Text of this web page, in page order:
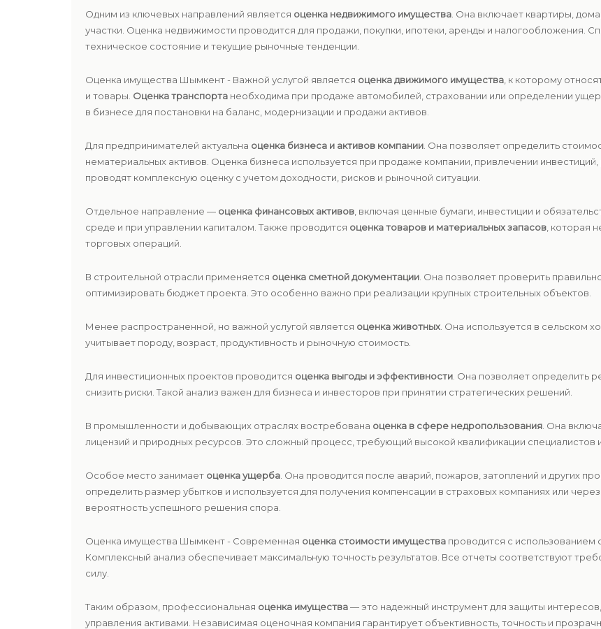
Одним из ключевых направлений является оценка недвижимого имущества . Она включает квартиры,
участки. Оценка недвижимости проводится для продажи, покупки, ипотеки, аренды и налогообложения.
техническое состояние и текущие рыночные тенденции.
Оценка имущества Шымкент - Важной услугой является оценка движимого имущества , к которому
и товары. Оценка транспорта необходима при продаже автомобилей, страховании или определении
в бизнесе для постановки на баланс, модернизации и продажи активов.
Для предпринимателей актуальна оценка бизнеса и активов компании . Она позволяет определить
нематериальных активов. Оценка бизнеса используется при продаже компании, привлечении
проводят комплексную оценку с учетом доходности, рисков и рыночной ситуации.
Отдельное направление — оценка финансовых активов , включая ценные бумаги, инвестиции и
среде и при управлении капиталом. Также проводится оценка товаров и материальных запасов , которая
торговых операций.
В строительной отрасли применяется оценка сметной документации . Она позволяет проверить
оптимизировать бюджет проекта. Это особенно важно при реализации крупных строительных объектов.
Менее распространенной, но важной услугой является оценка животных . Она используется в сельском
учитывает породу, возраст, продуктивность и рыночную стоимость.
Для инвестиционных проектов проводится оценка выгоды и эффективности . Она позволяет определить
снизить риски. Такой анализ важен для бизнеса и инвесторов при принятии стратегических решений.
В промышленности и добывающих отраслях востребована оценка в сфере недропользования . Она
лицензий и природных ресурсов. Это сложный процесс, требующий высокой квалификации специалистов и
Особое место занимает оценка ущерба . Она проводится после аварий, пожаров, затоплений и других
определить размер убытков и используется для получения компенсации в страховых компаниях или
вероятность успешного решения спора.
Оценка имущества Шымкент - Современная оценка стоимости имущества проводится с использованием
Комплексный анализ обеспечивает максимальную точность результатов. Все отчеты соответствуют
силу.
Таким образом, профессиональная оценка имущества— это надежный инструмент для защиты
управления активами. Независимая оценочная компания гарантирует объективность, точность и